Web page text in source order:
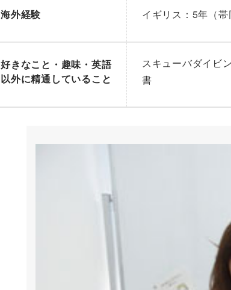
海外経験 イギリス：5年（帯
好きなこと・趣味・英語
以外に精通していること
スキューバダイビ
書